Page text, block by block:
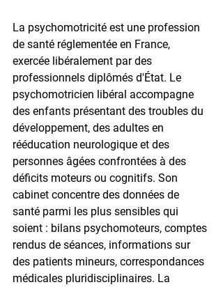
La psychomotricité est une profession
de santé réglementée en France,
exercée libéralement par des
professionnels diplômés d'État. Le
psychomotricien libéral accompagne
des enfants présentant des troubles du
développement, des adultes en
rééducation neurologique et des
personnes âgées confrontées à des
déficits moteurs ou cognitifs. Son
cabinet concentre des données de
santé parmi les plus sensibles qui
soient : bilans psychomoteurs, comptes
rendus de séances, informations sur
des patients mineurs, correspondances
médicales pluridisciplinaires. La